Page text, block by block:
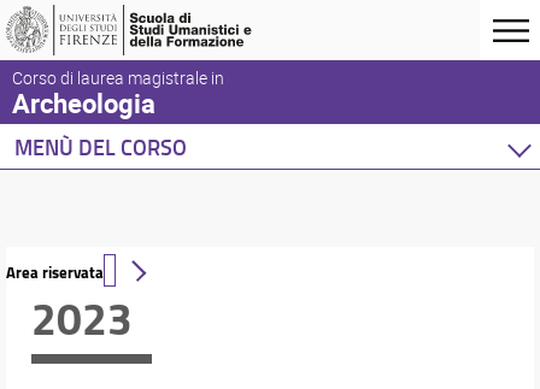
Corso di laurea magistrale in
Archeologia
MENÙ DEL CORSO
Presentazione del corso
Sedi e strutture
Norme e regolamenti
Organizzazione
Area riservata
2023